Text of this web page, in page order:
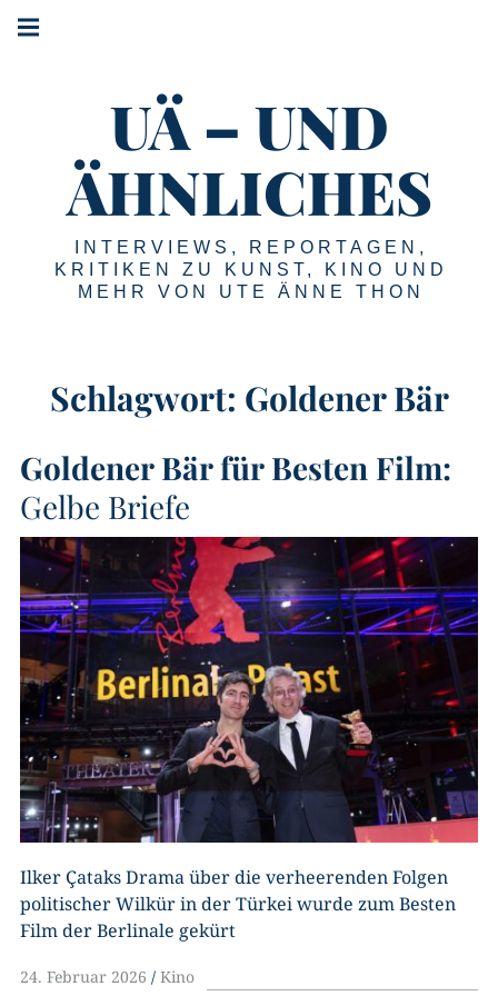
Springe
zum
UÄ – UND
ÄHNLICHES
INTERVIEWS, REPORTAGEN,
KRITIKEN ZU KUNST, KINO UND
MEHR VON UTE ÄNNE THON
Schlagwort: Goldener Bär
Goldener Bär für Besten Film:
Gelbe Briefe
Ilker Çataks Drama über die verheerenden Folgen
politischer Wilkür in der Türkei wurde zum Besten
Film der Berlinale gekürt
24. Februar 2026 Kino